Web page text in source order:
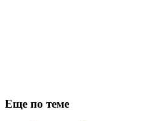
Еще по теме